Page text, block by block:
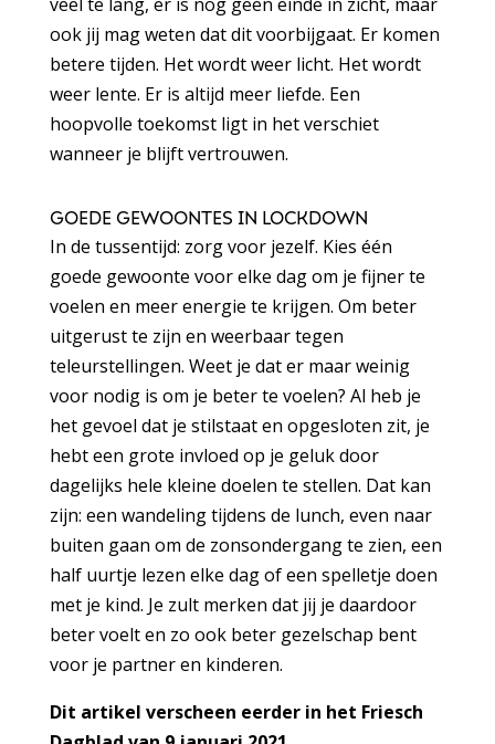
ook jij mag weten dat dit voorbijgaat. Er komen
betere tijden. Het wordt weer licht. Het wordt
weer lente. Er is altijd meer liefde. Een
hoopvolle toekomst ligt in het verschiet
wanneer je blijft vertrouwen.
GOEDE GEWOONTES IN LOCKDOWN
In de tussentijd: zorg voor jezelf. Kies één
goede gewoonte voor elke dag om je fijner te
voelen en meer energie te krijgen. Om beter
uitgerust te zijn en weerbaar tegen
teleurstellingen. Weet je dat er maar weinig
voor nodig is om je beter te voelen? Al heb je
het gevoel dat je stilstaat en opgesloten zit, je
hebt een grote invloed op je geluk door
dagelijks hele kleine doelen te stellen. Dat kan
zijn: een wandeling tijdens de lunch, even naar
buiten gaan om de zonsondergang te zien, een
half uurtje lezen elke dag of een spelletje doen
met je kind. Je zult merken dat jij je daardoor
beter voelt en zo ook beter gezelschap bent
voor je partner en kinderen.
Dit artikel verscheen eerder in het Friesch